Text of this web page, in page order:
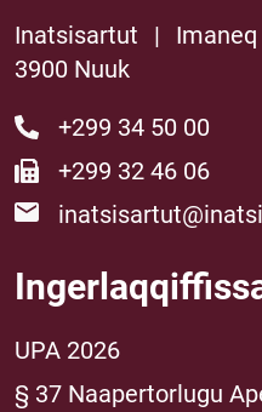
Inatsisartut | Imaneq
3900 Nuuk
+299 34 50 00
+299 32 46 06
UPA 2026
§ 37 Naapertorlugu